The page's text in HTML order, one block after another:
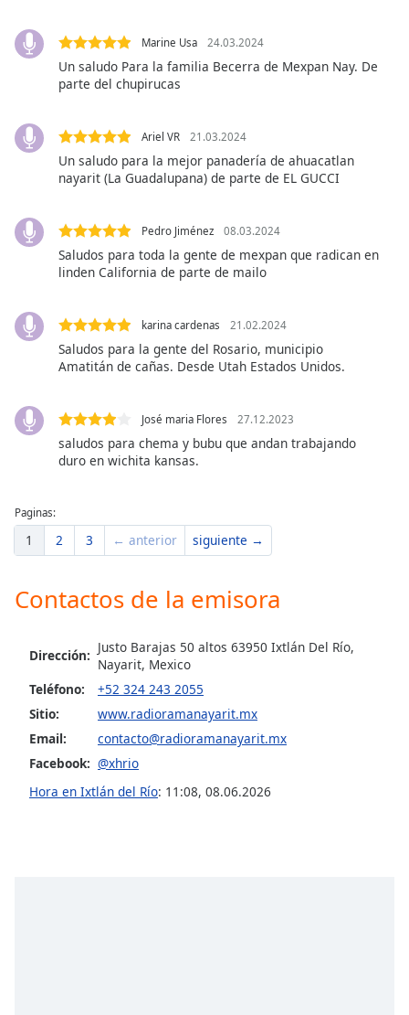
Fullscreen
This
modal
window.
Beginning
dialog
window.
and
close
Text
Text
Color
Opacity
Caption
Area
Background
Color
Marine Usa 24.03.2024
Un saludo Para la familia Becerra de Mexpan Nay. De
parte del chupirucas
Ariel VR 21.03.2024
Un saludo para la mejor panadería de ahuacatlan
nayarit (La Guadalupana) de parte de EL GUCCI
Pedro Jiménez 08.03.2024
Saludos para toda la gente de mexpan que radican en
linden California de parte de mailo
karina cardenas 21.02.2024
Saludos para la gente del Rosario, municipio
Amatitán de cañas. Desde Utah Estados Unidos.
José maria Flores 27.12.2023
saludos para chema y bubu que andan trabajando
duro en wichita kansas.
Paginas:
1 2 3 ← anterior siguiente →
Contactos de la emisora
Dirección: Justo Barajas 50 altos 63950 Ixtlán Del Río,
Nayarit, Mexico
Teléfono:
+52 324 243 2055
Sitio:
www.radioramanayarit.mx
Email:
contacto@radioramanayarit.mx
Facebook: @xhrio
Hora en Ixtlán del Río: 11:08, 08.06.2026